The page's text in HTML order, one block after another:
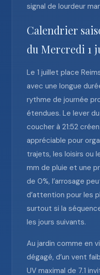
signal de lourdeur
Calendrier
du Mercredi 1
Le 1 juillet place
avec une longue
rythme de journée
étendues. Le lever
coucher à 21:52
appréciable pour
trajets, les loisirs ou
mm de pluie et une
de 0%, l’arrosage
d’attention pour les
surtout si la
les jours suivants.
Au jardin comme en
dégagé, d’un vent
UV maximal de 7.1